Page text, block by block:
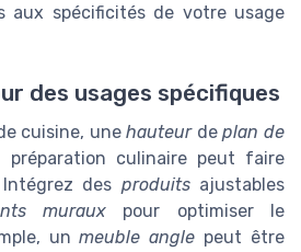
aux spécificités de votre usage
des usages spécifiques
cuisine, unehauteurdeplan de
préparation culinaire peut faire
des produitsajustables
muraux pour optimiser le
unmeuble angle peut être